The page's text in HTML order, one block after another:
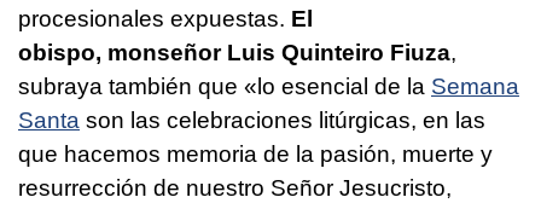
procesionales expuestas. El
obispo, monseñor Luis Quinteiro Fiuza,
subraya también que «lo esencial de la Semana
Santa son las celebraciones litúrgicas, en las
que hacemos memoria de la pasión, muerte y
resurrección de nuestro Señor Jesucristo,